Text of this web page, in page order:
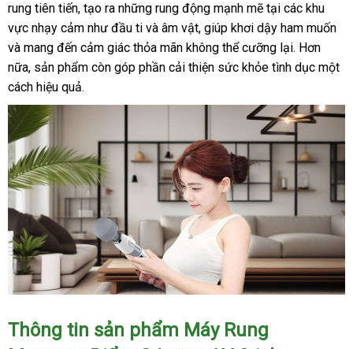
rung tiên tiến, tạo ra những rung động mạnh mẽ tại các khu
vực nhạy cảm như đầu ti và âm vật, giúp khơi dậy ham muốn
và mang đến cảm giác thỏa mãn không thể cưỡng lại. Hơn
nữa, sản phẩm còn góp phần cải thiện sức khỏe tình dục một
cách hiệu quả.
Thông tin sản phẩm Máy Rung